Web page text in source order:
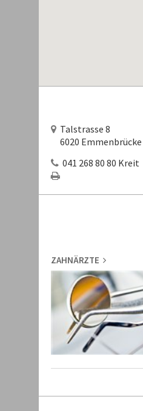
Talstrasse 8
6020 Emmenbrücke
041 268 80 80 Kreit
ZAHNÄRZTE